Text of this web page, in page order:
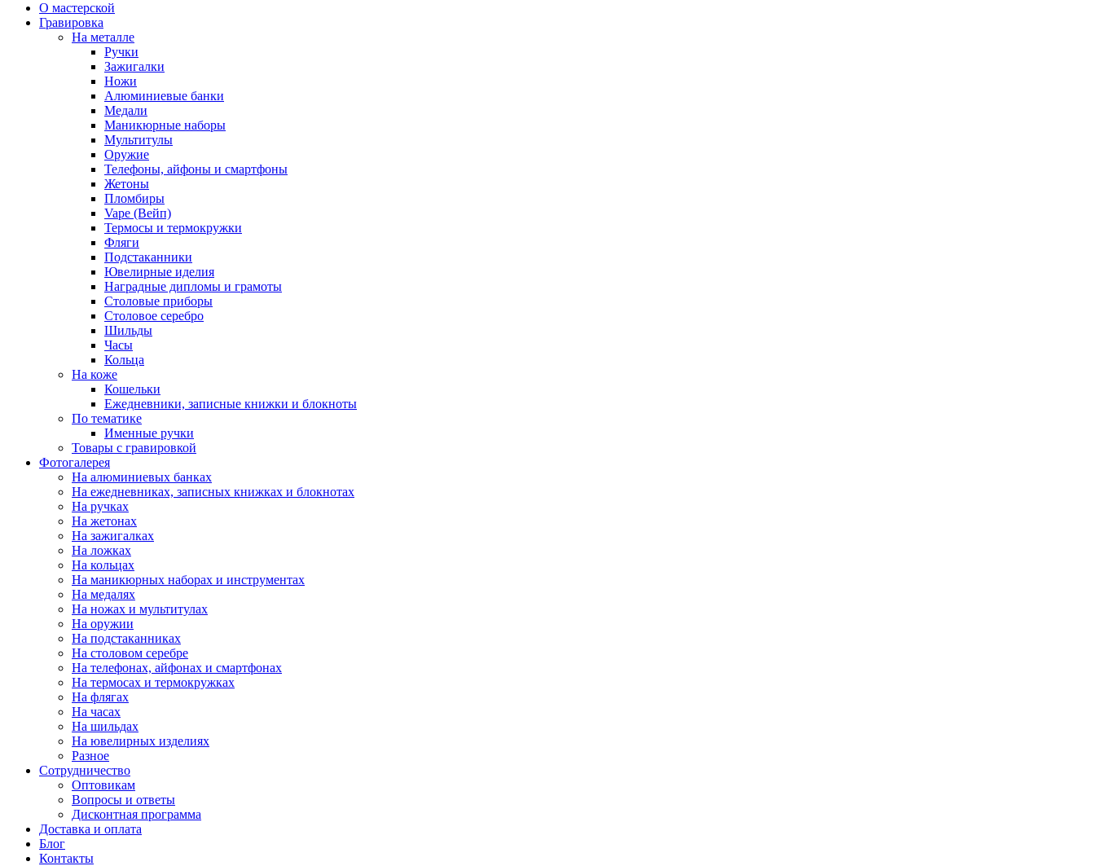
О мастерской
Гравировка
На металле
Ручки
Зажигалки
Ножи
Алюминиевые банки
Медали
Маникюрные наборы
Мультитулы
Оружие
Телефоны, айфоны и смартфоны
Жетоны
Пломбиры
Vape (Вейп)
Термосы и термокружки
Фляги
Подстаканники
Ювелирные иделия
Наградные дипломы и грамоты
Столовые приборы
Столовое серебро
Шильды
Часы
Кольца
На коже
Кошельки
Ежедневники, записные книжки и блокноты
По тематике
Именные ручки
Товары с гравировкой
Фотогалерея
На алюминиевых банках
На ежедневниках, записных книжках и блокнотах
На ручках
На жетонах
На зажигалках
На ложках
На кольцах
На маникюрных наборах и инструментах
На медалях
На ножах и мультитулах
На оружии
На подстаканниках
На столовом серебре
На телефонах, айфонах и смартфонах
На термосах и термокружках
На флягах
На часах
На шильдах
На ювелирных изделиях
Разное
Сотрудничество
Оптовикам
Вопросы и ответы
Дисконтная программа
Доставка и оплата
Блог
Контакты